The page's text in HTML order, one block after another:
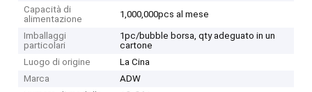
Capacità di
alimentazione
1,000,000pcs al mese
Imballaggi
particolari
1pc/bubble borsa, qty adeguato in un
cartone
Luogo di origine
La Cina
Marca
ADW